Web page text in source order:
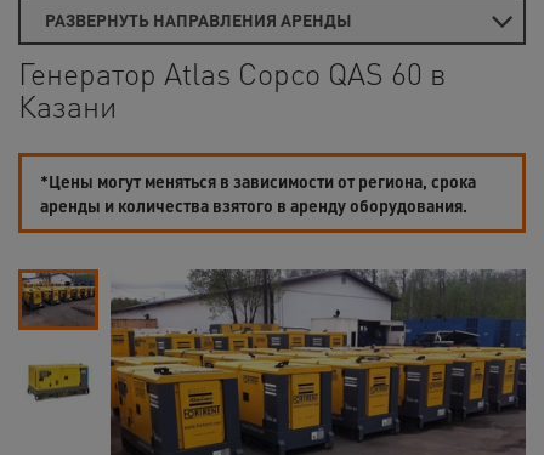
РАЗВЕРНУТЬ НАПРАВЛЕНИЯ АРЕНДЫ
Генератор Atlas Copco QAS 60 в
Казани
*Цены могут меняться в зависимости от региона, срока
аренды и количества взятого в аренду оборудования.